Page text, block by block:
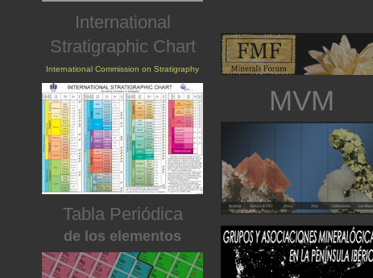
MVM
International
Stratigraphic Chart
International Commission on Stratigraphy
Tabla Periódica
de los elementos